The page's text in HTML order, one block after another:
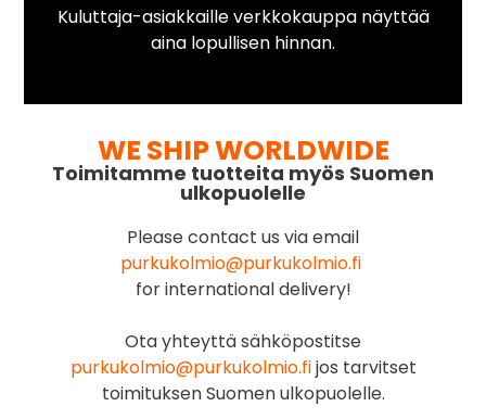
Kuluttaja-asiakkaille verkkokauppa näyttää
aina lopullisen hinnan.
WE SHIP WORLDWIDE
Toimitamme tuotteita myös Suomen
ulkopuolelle
Please contact us via email
purkukolmio@purkukolmio.fi
for international delivery!
Ota yhteyttä sähköpostitse
purkukolmio@purkukolmio.fijos tarvitset
toimituksen Suomen ulkopuolelle.